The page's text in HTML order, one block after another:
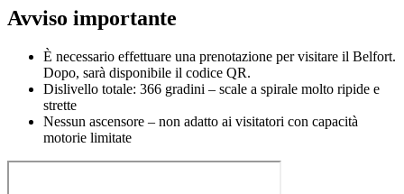
Avviso importante
È necessario effettuare una prenotazione per visitare il Belfort.
Dopo, sarà disponibile il codice QR.
Dislivello totale: 366 gradini – scale a spirale molto ripide e
strette
Nessun ascensore – non adatto ai visitatori con capacità
motorie limitate